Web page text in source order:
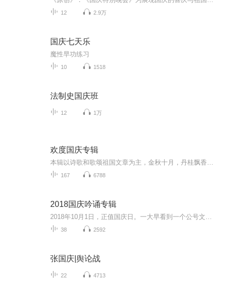
12 2.9万
国庆七天乐
魔性早功练习
10 1518
法制史国庆班
12 1万
欢度国庆专辑
167 6788
2018国庆吟诵专辑
38 2592
张国庆|舆论战
22 4713